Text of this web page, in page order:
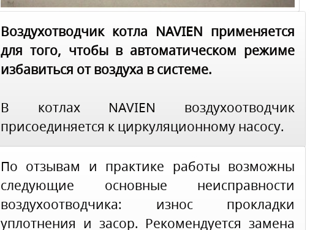
Воздухотводчик котла NAVIEN применяется
для того, чтобы в автоматическом режиме
избавиться от воздуха в системе.
В котлах NAVIEN воздухоотводчик
присоединяется к циркуляционному насосу.
По отзывам и практике работы возможны
следующие основные неисправности
воздухоотводчика: износ прокладки
уплотнения и засор. Рекомендуется замена